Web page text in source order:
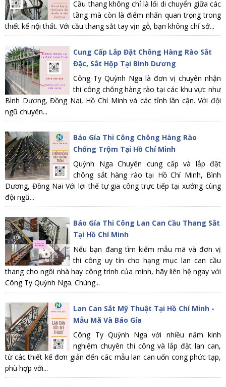
Cầu thang không chỉ là lối di chuyển giữa các
tầng mà còn là điểm nhấn quan trọng trong
thiết kế nội thất. Với cầu thang sắt tay vịn gỗ, bạn không chỉ sở...
Cung Cấp Lắp Đặt Chông Hàng Rào Sắt
Đặc, Sắt Hộp Tại Bình Dương
Công Ty Quỳnh Nga là đơn vị chuyên nhận
thi công chông hàng rào tại các khu vực như
Bình Dương, Đồng Nai, Hồ Chí Minh và các tỉnh lân cận. Với đội
ngũ chuyên...
Báo Gía Thi Công Chông Hàng Rào
Chống Trộm Tại Hồ Chí Minh
Quỳnh Nga Chuyên cung cấp và lắp đặt
chông sắt hàng rào tại Hồ Chí Minh, Bình
Dương, Đồng Nai Với lợi thế tự gia công trực tiếp tại xưởng cùng
đội ngũ...
Báo Gía Thi Công Lan Can Cầu Thang Sắt
Tại Hồ Chí Minh
Nếu bạn đang tìm kiếm mẫu mã và đơn vị
thi công uy tín cho hạng mục lan can cầu
thang cho ngôi nhà hay công trình của mình, hãy liên hệ ngay với
Công Ty Quỳnh Nga. Chúng...
Lan Can Sắt Mỹ Thuật Tại Hồ Chí Minh -
Mẫu Mã Và Báo Gía
Công Ty Quỳnh Nga với nhiều năm kinh
nghiệm chuyên thi công và lắp đặt lan can,
từ các thiết kế đơn giản đến các mẫu lan can uốn cong phức tạp,
phù hợp với...